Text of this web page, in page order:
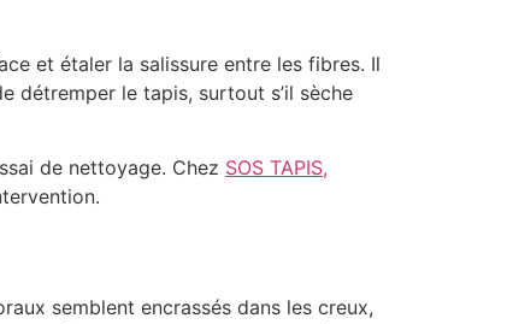
et étaler la salissure entre les fibres. Il
détremper le tapis, surtout s’il sèche
de nettoyage. Chez SOS TAPIS,
semblent encrassés dans les creux,